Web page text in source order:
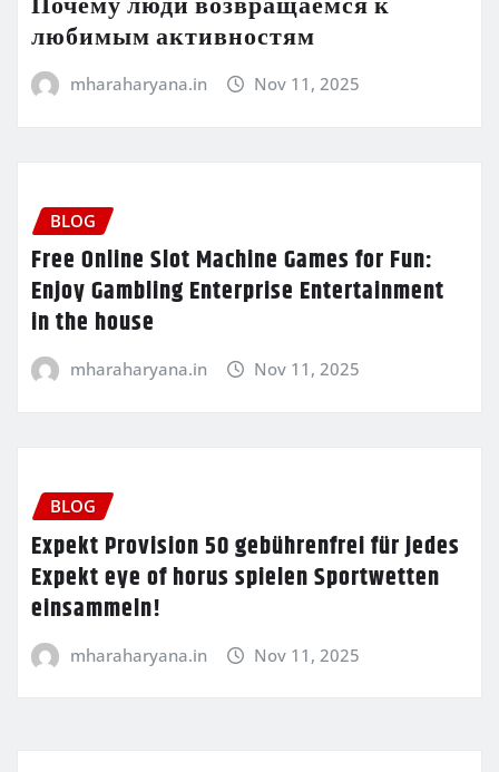
любимым активностям
mharaharyana.in Nov 11, 2025
BLOG
Free Online Slot Machine Games for Fun:
Enjoy Gambling Enterprise Entertainment
in the house
mharaharyana.in Nov 11, 2025
BLOG
Expekt Provision 50 gebührenfrei für jedes
Expekt eye of horus spielen Sportwetten
einsammeln!
mharaharyana.in Nov 11, 2025